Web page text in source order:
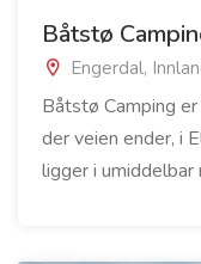
Båtstø
Engerdal,
Båtstø Camping
der veien ender, i
ligger i